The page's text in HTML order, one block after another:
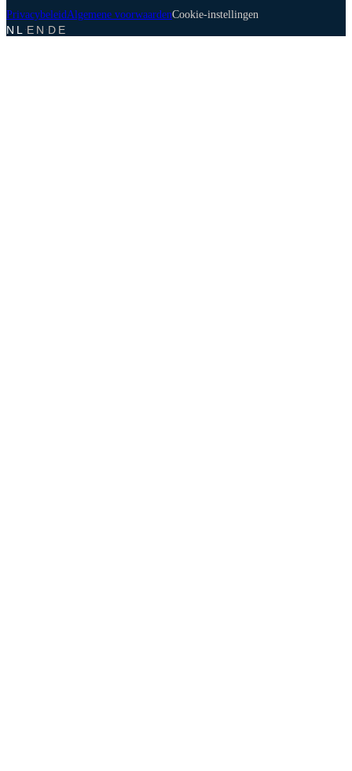
PrivacybeleidAlgemene voorwaardenCookie-instellingen
NL
·EN ·DE